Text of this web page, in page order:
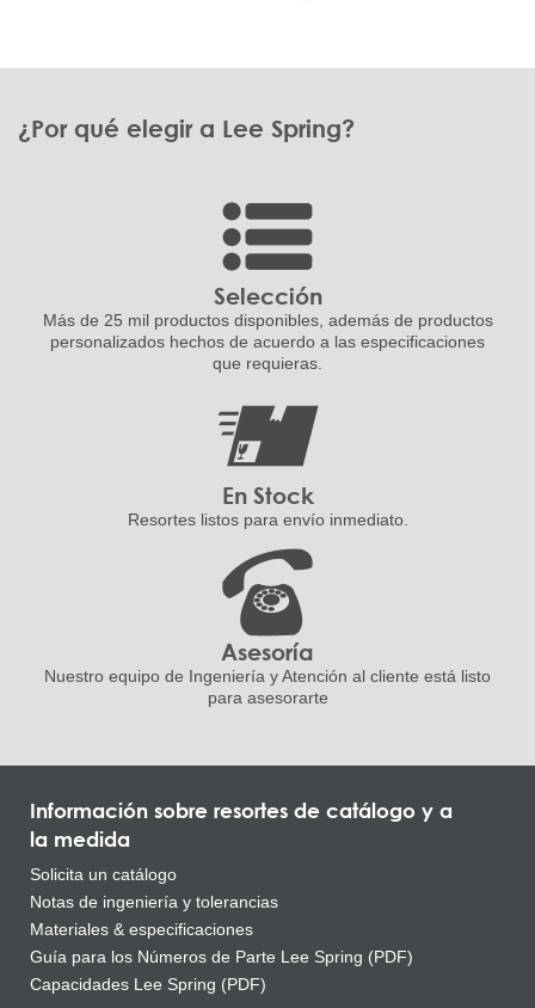
¿Por qué elegir a Lee Spring?
Selección
Más de 25 mil productos disponibles, además de productos
personalizados hechos de acuerdo a las especificaciones
que requieras.
En Stock
Resortes listos paraenvío inmediato.
Asesoría
Nuestro equipo de Ingeniería y Atención al cliente está listo
para asesorarte
Información sobre resortes de catálogo y a
la medida
Solicita un catálogo
Notas de ingeniería y tolerancias
Materiales & especificaciones
Guía para los Números de Parte Lee Spring (PDF)
Capacidades Lee Spring (PDF)